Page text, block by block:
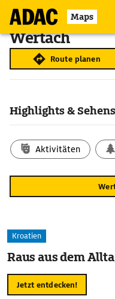
Maps
Wertach
Route planen
Highlights &
Aktivitäten
Kroatien
Raus aus dem
Jetzt entdecken!